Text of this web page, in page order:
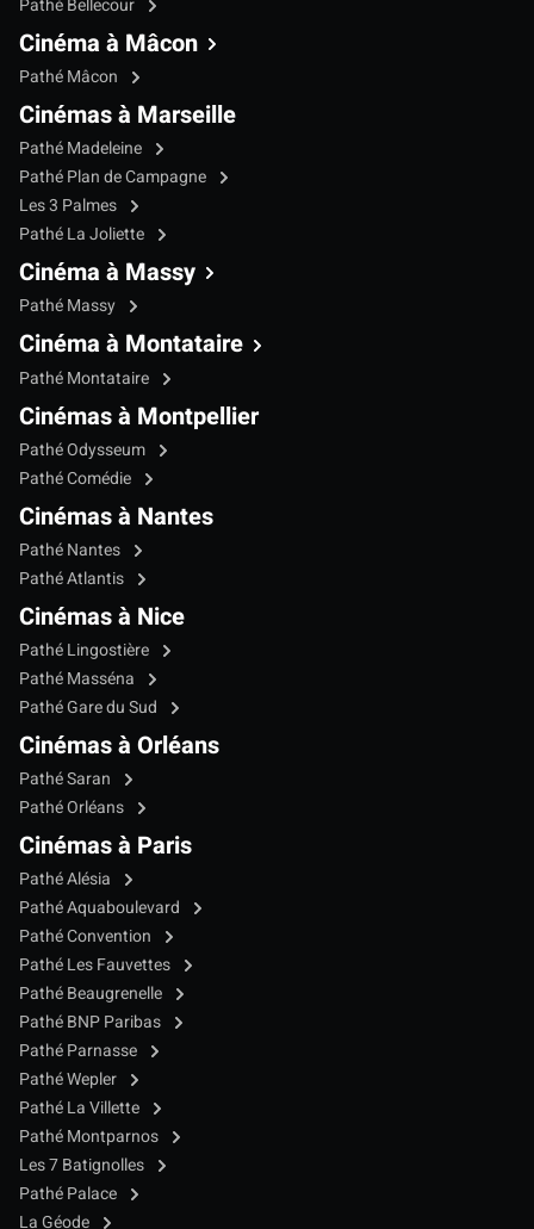
Cinéma à Mâcon
Pathé Mâcon
Cinémas à Marseille
Pathé Madeleine
Pathé Plan de Campagne
Les 3 Palmes
Pathé La Joliette
Cinéma à Massy
Pathé Massy
Cinéma à Montataire
Pathé Montataire
Cinémas à Montpellier
Pathé Odysseum
Pathé Comédie
Cinémas à Nantes
Pathé Nantes
Pathé Atlantis
Cinémas à Nice
Pathé Lingostière
Pathé Masséna
Pathé Gare du Sud
Cinémas à Orléans
Pathé Saran
Pathé Orléans
Cinémas à Paris
Pathé Alésia
Pathé Aquaboulevard
Pathé Convention
Pathé Les Fauvettes
Pathé Beaugrenelle
Pathé BNP Paribas
Pathé Parnasse
Pathé Wepler
Pathé La Villette
Pathé Montparnos
Les 7 Batignolles
Pathé Palace
La Géode